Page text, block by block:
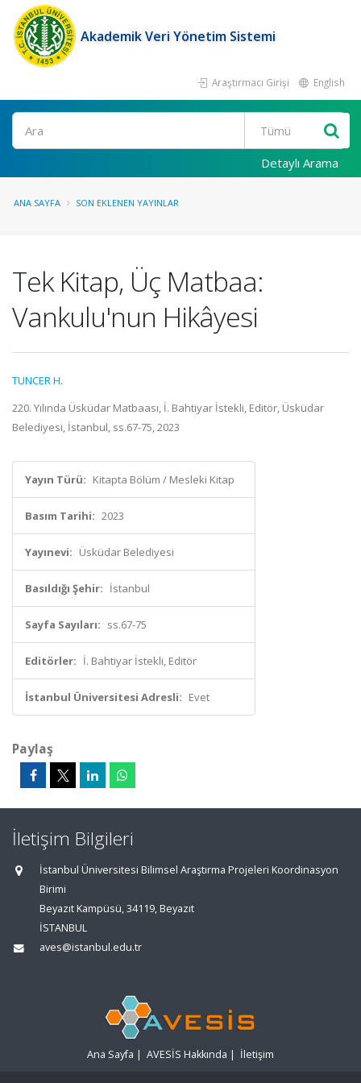
Akademik Veri Yönetim Sistemi
Araştırmacı Girişi English
Ara
Detaylı Arama
ANA SAYFA SON EKLENEN YAYINLAR
Tek Kitap, Üç Matbaa:
Vankulu'nun Hikâyesi
TUNCER H.
220. Yılında Üsküdar Matbaası, İ. Bahtiyar İstekli, Editör, Üsküdar
Belediyesi, İstanbul, ss.67-75, 2023
Yayın Türü: Kitapta Bölüm / Mesleki Kitap
Basım Tarihi: 2023
Yayınevi: Üsküdar Belediyesi
Basıldığı Şehir: İstanbul
Sayfa Sayıları: ss.67-75
Editörler: İ. Bahtiyar İstekli, Editör
İstanbul Üniversitesi Adresli: Evet
Paylaş
İletişim Bilgileri
İstanbul Üniversitesi Bilimsel Araştırma Projeleri Koordinasyon
Birimi
Beyazıt Kampüsü, 34119, Beyazıt
İSTANBUL
aves@istanbul.edu.tr
Ana Sayfa | AVESİS Hakkında | İletişim